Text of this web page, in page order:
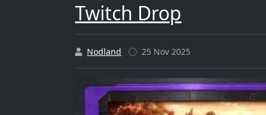
Twitch Drop
Nodland 25 Nov 2025